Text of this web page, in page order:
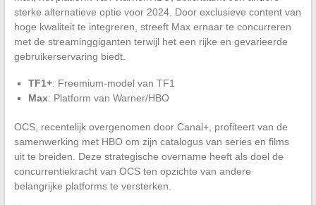
sterke alternatieve optie voor 2024. Door exclusieve content van
hoge kwaliteit te integreren, streeft Max ernaar te concurreren
met de streaminggiganten terwijl het een rijke en gevarieerde
gebruikerservaring biedt.
TF1+: Freemium-model van TF1
Max: Platform van Warner/HBO
OCS, recentelijk overgenomen door Canal+, profiteert van de
samenwerking met HBO om zijn catalogus van series en films
uit te breiden. Deze strategische overname heeft als doel de
concurrentiekracht van OCS ten opzichte van andere
belangrijke platforms te versterken.